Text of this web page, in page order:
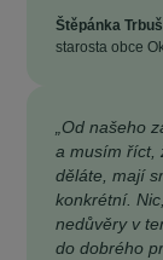
Štěpánka
starosta obce
„Od našeho
a musím říct,
děláte, mají
konkrétní.
nedůvěry v
do dobrého